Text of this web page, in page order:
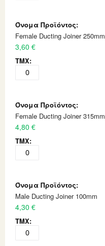
Female Ducting Joiner 250mm
3,60 €
Female Ducting Joiner 315mm
4,80 €
Male Ducting Joiner 100mm
4,30 €